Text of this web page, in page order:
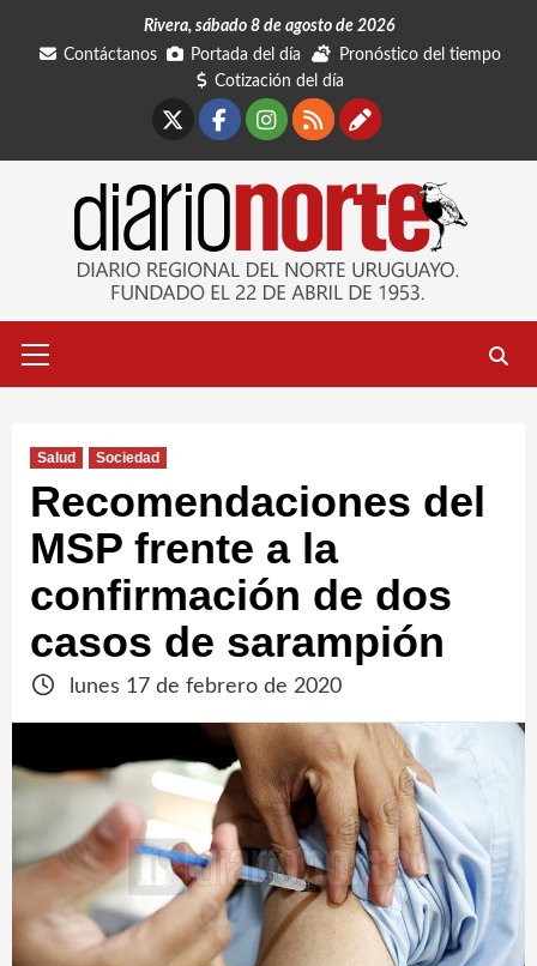
Rivera, sábado 8 de agosto de 2026
Contáctanos
Portada del día
Pronóstico del tiempo
Cotización del día
Facebook
Instagram
RSSContáctanos
primario
Salud Sociedad
Recomendaciones del
MSP frente a la
confirmación de dos
casos de sarampión
lunes 17 de febrero de 2020